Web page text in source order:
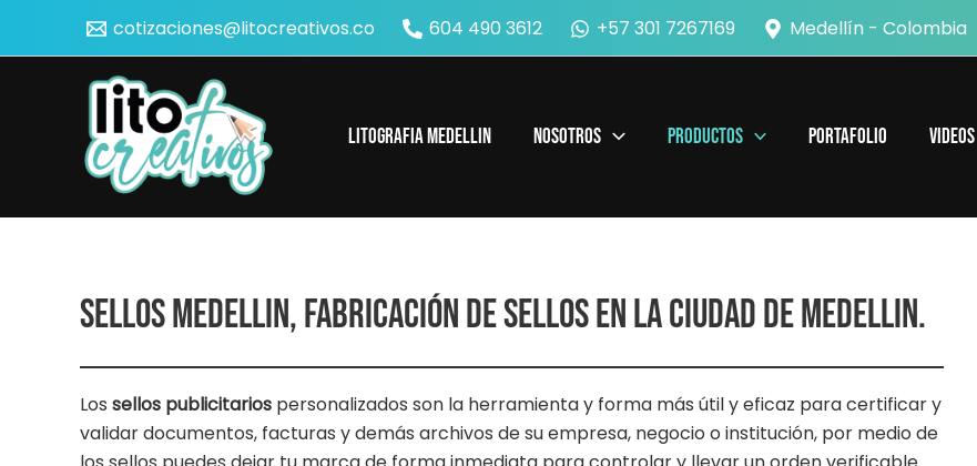
cotizaciones@litocreativos.co 604 490 3612 +57 301 7267169 Medellín - Colombia
Litografia Medellin Nosotros Productos Portafolio Videos
SELLOS MEDELLIN, FABRICACIÓN DE SELLOS EN LA CIUDAD DE MEDELLIN.
Los sellos publicitarios personalizados son la herramienta y forma más útil y eficaz para certificar y
validar documentos, facturas y demás archivos de su empresa, negocio o institución, por medio de